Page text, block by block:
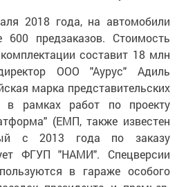
2018 года, на автомобили
600 предзаказов. Стоимость
составит 18 млн
ООО "Аурус" Адиль
марка представительских
в рамках работ по проекту
(ЕМП, также известен
с 2013 года по заказу
ФГУП "НАМИ". Спецверсии
в гараже особого